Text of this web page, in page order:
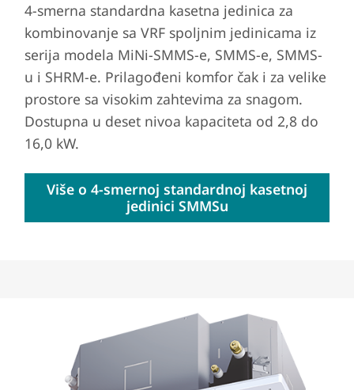
4-smerna standardna kasetna jedinica za
kombinovanje sa VRF spoljnim jedinicama iz
serija modela MiNi-SMMS-e, SMMS-e, SMMS-
u i SHRM-e. Prilagođeni komfor čak i za velike
prostore sa visokim zahtevima za snagom.
Dostupna u deset nivoa kapaciteta od 2,8 do
16,0 kW.
Više o 4-smernoj standardnoj kasetnoj
jedinici SMMSu